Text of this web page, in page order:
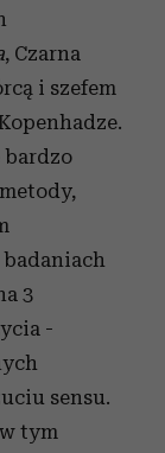
, Czarna
i szefem
badaniach
3
-
sensu.
tym